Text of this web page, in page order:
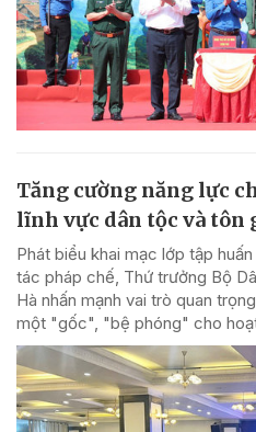
Tăng cường năng lực
lĩnh vực dân tộc và tôn
Phát biểu khai mạc lớp tập
tác pháp chế, Thứ trưởng Bộ
Hà nhấn mạnh vai trò quan
một "gốc", "bệ phóng" cho